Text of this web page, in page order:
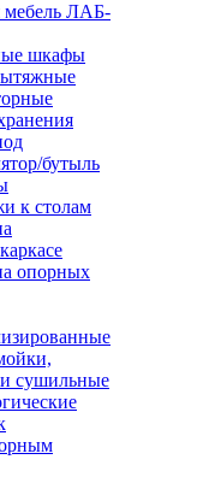
мебель ЛАБ-
шкафы
бутыль
к столам
опорных
сушильные